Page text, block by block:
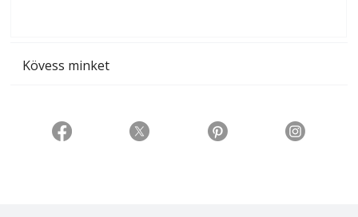
Kövess minket